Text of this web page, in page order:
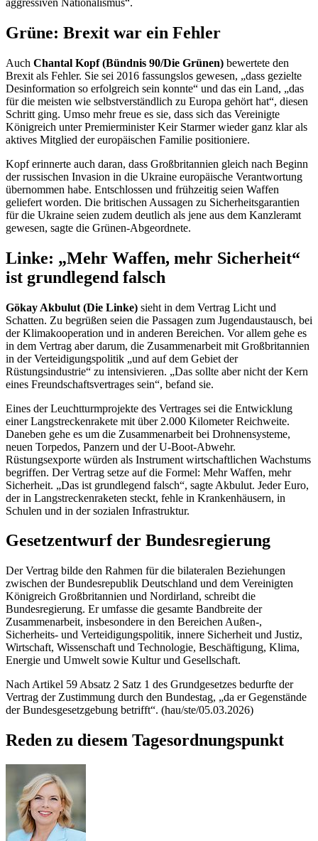
aggressiven Nationalismus“.
Grüne: Brexit war ein Fehler
Auch Chantal Kopf (Bündnis 90/Die Grünen) bewertete den
Brexit als Fehler. Sie sei 2016 fassungslos gewesen, „dass gezielte
Desinformation so erfolgreich sein konnte“ und das ein Land, „das
für die meisten wie selbstverständlich zu Europa gehört hat“, diesen
Schritt ging. Umso mehr freue es sie, dass sich das Vereinigte
Königreich unter PremierministerKeir Starmerwieder ganz klar als
aktives Mitglied der europäischen Familie positioniere.
Kopf erinnerte auch daran, dass Großbritannien gleich nach Beginn
der russischen Invasion in die Ukraine europäische Verantwortung
übernommen habe. Entschlossen und frühzeitig seien Waffen
geliefert worden. Die britischen Aussagen zu Sicherheitsgarantien
für die Ukraine seien zudem deutlich als jene aus dem Kanzleramt
gewesen, sagte die Grünen-Abgeordnete.
Linke: „Mehr Waffen, mehr Sicherheit“
ist grundlegend falsch
Gökay Akbulut (Die Linke) sieht in dem Vertrag Licht und
Schatten. Zu begrüßen seien die Passagen zum Jugendaustausch, bei
der Klimakooperation und in anderen Bereichen. Vor allem gehe es
in dem Vertrag aber darum, die Zusammenarbeit mit Großbritannien
in der Verteidigungspolitik „und auf dem Gebiet der
Rüstungsindustrie“ zu intensivieren. „Das sollte aber nicht der Kern
eines Freundschaftsvertrages sein“, befand sie.
Eines der Leuchtturmprojekte des Vertrages sei die Entwicklung
einer Langstreckenrakete mit über 2.000 Kilometer Reichweite.
Daneben gehe es um die Zusammenarbeit bei Drohnensysteme,
neuen Torpedos, Panzern und der U-Boot-Abwehr.
Rüstungsexporte würden als Instrument wirtschaftlichen Wachstums
begriffen. Der Vertrag setze auf die Formel: Mehr Waffen, mehr
Sicherheit. „Das ist grundlegend falsch“, sagte Akbulut. Jeder Euro,
der in Langstreckenraketen steckt, fehle in Krankenhäusern, in
Schulen und in der sozialen Infrastruktur.
Gesetzentwurf der Bundesregierung
Der Vertrag bilde den Rahmen für die bilateralen Beziehungen
zwischen der Bundesrepublik Deutschland und dem Vereinigten
Königreich Großbritannien und Nordirland, schreibt die
Bundesregierung. Er umfasse die gesamte Bandbreite der
Zusammenarbeit, insbesondere in den Bereichen Außen-,
Sicherheits- und Verteidigungspolitik, innere Sicherheit und Justiz,
Wirtschaft, Wissenschaft und Technologie, Beschäftigung, Klima,
Energie und Umwelt sowie Kultur und Gesellschaft.
Nach Artikel 59 Absatz 2 Satz 1 des Grundgesetzes bedurfte der
Vertrag der Zustimmung durch den Bundestag, „da er Gegenstände
der Bundesgesetzgebung betrifft“. (hau/ste/05.03.2026)
Reden zu diesem Tagesordnungspunkt